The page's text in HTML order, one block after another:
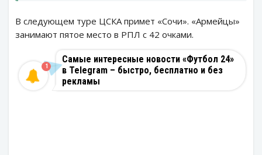
В следующем туре ЦСКА примет «Сочи». «Армейцы»
занимают пятое место в РПЛ с 42 очками.
Самые интересные новости «Футбол 24»
в Telegram – быстро, бесплатно и без
рекламы
1